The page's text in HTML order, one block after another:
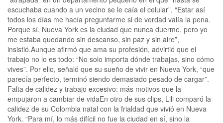
escuchaba cuando a un vecino se le caía el celular”. “Estar así
todos los días me hacía preguntarme si de verdad valía la pena.
Porque sí, Nueva York es la ciudad que nunca duerme, pero yo
me estaba quedando sin descanso, sin paz y sin aire”,
insistió.Aunque afirmó que ama su profesión, advirtió que el
trabajo no lo es todo: “No solo importa dónde trabajas, sino cómo
vives”. Por ello, señaló que su sueño de vivir en Nueva York, “que
parecía perfecto, terminó siendo demasiado pesado de cargar”.
Falta de calidez y trabajo excesivo: más motivos que la
empujaron a cambiar de vidaEn otro de sus clips, Lili comparó la
calidez de su Colombia natal con la frialdad que vivió en Nueva
York. “Para mí, lo más difícil no fue la ciudad en sí, sino la